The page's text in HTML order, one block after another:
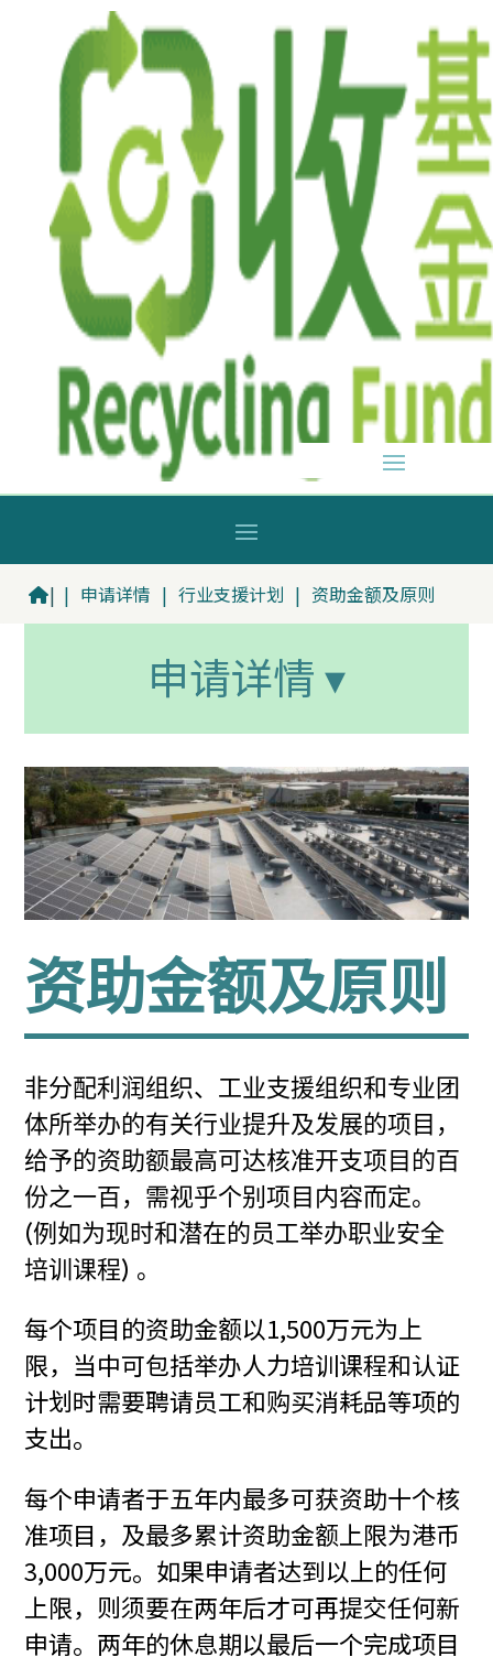
| | 申请详情 | 行业支援计划 | 资助金额及原则
申请详情 ▾
资助金额及原则
非分配利润组织、工业支援组织和专业团
体所举办的有关行业提升及发展的项目，
给予的资助额最高可达核准开支项目的百
份之一百，需视乎个别项目内容而定。
(例如为现时和潜在的员工举办职业安全
培训课程) 。
每个项目的资助金额以1,500万元为上
限，当中可包括举办人力培训课程和认证
计划时需要聘请员工和购买消耗品等项的
支出。
每个申请者于五年内最多可获资助十个核
准项目，及最多累计资助金额上限为港币
3,000万元。如果申请者达到以上的任何
上限，则须要在两年后才可再提交任何新
申请。两年的休息期以最后一个完成项目